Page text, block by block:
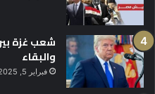
شعب غزة
والبقاء
فبراير 5, 2025